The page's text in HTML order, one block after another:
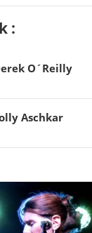
:
O´Reilly
Aschkar